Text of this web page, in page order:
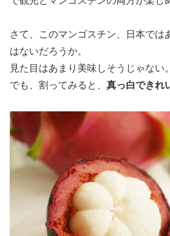
さて、このマンゴスチン、日本では
はないだろうか。
見た目はあまり美味しそうじゃない。
でも、割ってみると、 真っ白できれ